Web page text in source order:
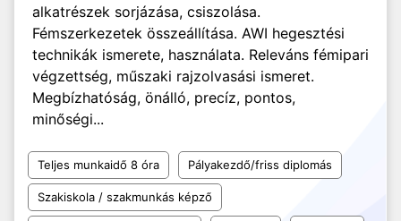
alkatrészek sorjázása, csiszolása.
Fémszerkezetek összeállítása. AWI hegesztési
technikák ismerete, használata. Releváns fémipari
végzettség, műszaki rajzolvasási ismeret.
Megbízhatóság, önálló, precíz, pontos,
minőségi...
Teljes munkaidő 8 óra Pályakezdő/friss diplomás
Szakiskola / szakmunkás képző